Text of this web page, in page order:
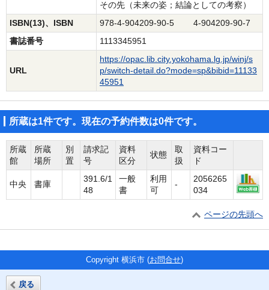
その先（未来の姿；結論としての考察）
ISBN(13)、ISBN
978-4-904209-90-5 4-904209-90-7
書誌番号
1113345951
URL
https://opac.lib.city.yokohama.lg.jp/winj/s
p/switch-detail.do?mode=sp&bibid=11133
45951
所蔵は1件です。現在の予約件数は0件です。
所蔵
館
所蔵
場所
別
置
請求記
号
資料
区分
状態
取
扱
資料コー
ド
中央 書庫
391.6/1
48
一般
書
利用
可
-
2056265
034
ページの先頭へ
戻る
Copyright 横浜市 (お問合せ)